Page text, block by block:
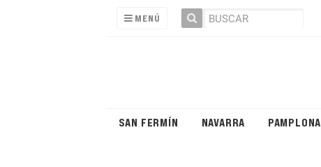
MENÚ
SAN FERMÍN NAVARRA PAMPLONA